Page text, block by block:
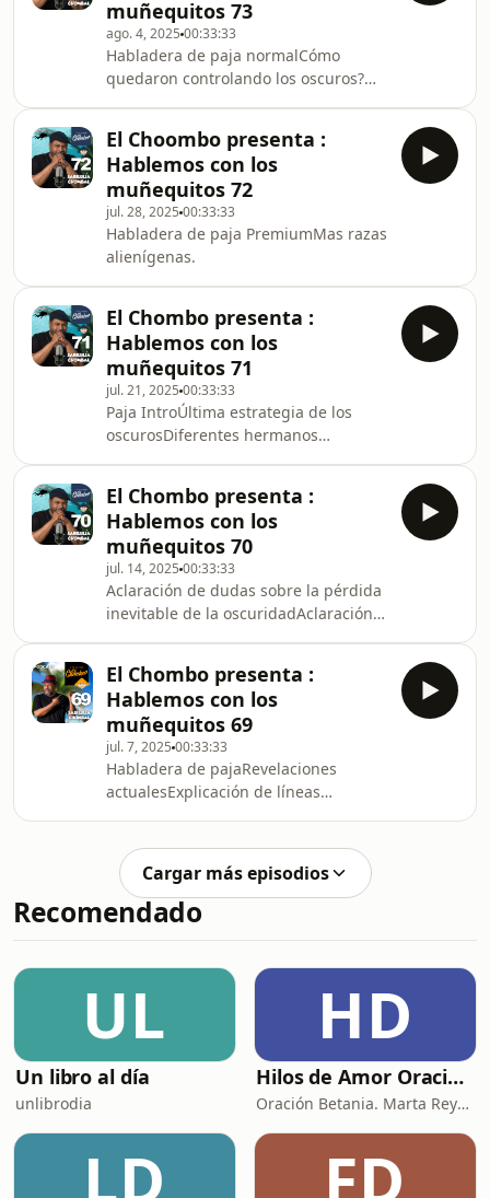
muñequitos 73
ago. 4, 2025 00:33:33
Habladera de paja normalCómo
quedaron controlando los oscuros?
El Choombo presenta :
Hablemos con los
muñequitos 72
jul. 28, 2025 00:33:33
Habladera de paja PremiumMas razas
alienígenas.
El Chombo presenta :
Hablemos con los
muñequitos 71
jul. 21, 2025 00:33:33
Paja IntroÚltima estrategia de los
oscurosDiferentes hermanos
El Chombo presenta :
Hablemos con los
muñequitos 70
jul. 14, 2025 00:33:33
Aclaración de dudas sobre la pérdida
inevitable de la oscuridadAclaración
consciencia y espiritual.
El Chombo presenta :
Hablemos con los
muñequitos 69
jul. 7, 2025 00:33:33
Habladera de pajaRevelaciones
actualesExplicación de líneas
Cargar más episodios
Recomendado
UL
Un libro al día
unlibrodia
HD
Hilos de Amor Oraciones que sanan el alma. Encuentros íntimos con Dios.
Oración Betania. Marta Reyes y Cristina Martínez
LD FD